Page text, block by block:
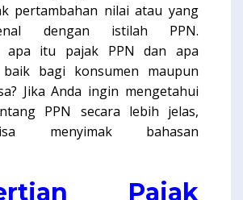
pertambahan nilai atau yang
dengan istilah PPN.
apa itu pajak PPN dan apa
bagi konsumen maupun
Jika Anda ingin mengetahui
PPN secara lebih jelas,
menyimak bahasan
Pajak